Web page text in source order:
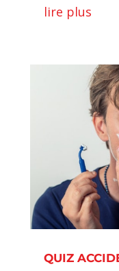
lire plus
QUIZ